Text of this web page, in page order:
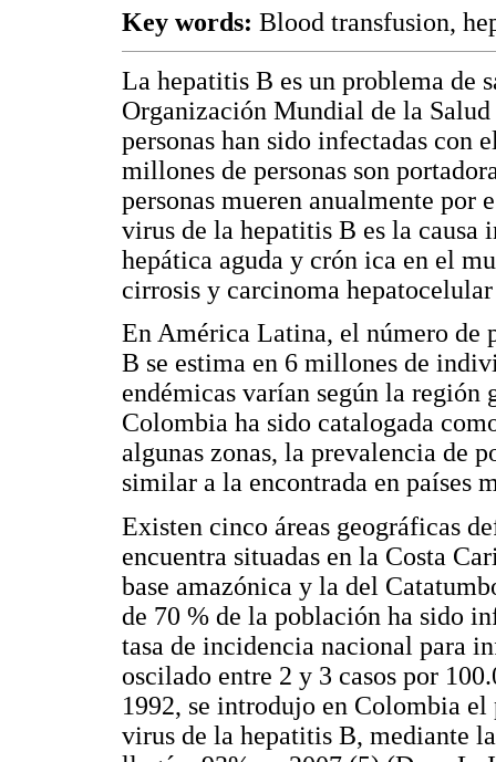
Key words: Blood transfusion,
La hepatitis B es un problema de
Organización Mundial de la
personas han sido infectadas con
millones de personas son
personas mueren anualmente
virus de la hepatitis B es la causa
hepática aguda y crón ica en el
cirrosis y carcinoma
En América Latina, el número de
B se estima en 6 millones de
endémicas varían según la región
Colombia ha sido catalogada
algunas zonas, la prevalencia de
similar a la encontrada en países
Existen cinco áreas geográficas
encuentra situadas en la Costa
base amazónica y la del
de 70 % de la población ha sido
tasa de incidencia nacional para
oscilado entre 2 y 3 casos por
1992, se introdujo en Colombia
virus de la hepatitis B, mediante